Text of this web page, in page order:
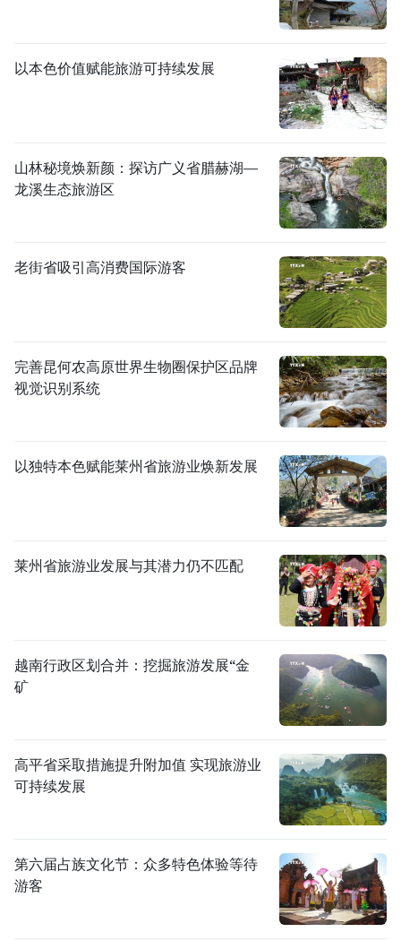
以本色价值赋能旅游可持续发展
山林秘境焕新颜：探访广义省腊赫湖—
龙溪生态旅游区
老街省吸引高消费国际游客
完善昆何农高原世界生物圈保护区品牌
视觉识别系统
以独特本色赋能莱州省旅游业焕新发展
莱州省旅游业发展与其潜力仍不匹配
越南行政区划合并：挖掘旅游发展“金
矿
高平省采取措施提升附加值 实现旅游业
可持续发展
第六届占族文化节：众多特色体验等待
游客